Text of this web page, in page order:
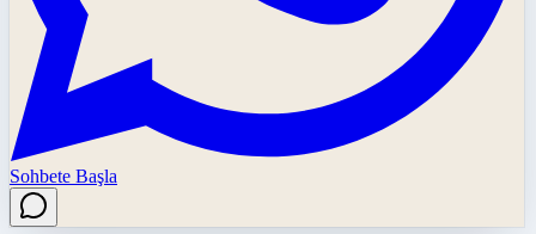
Sohbete Başla